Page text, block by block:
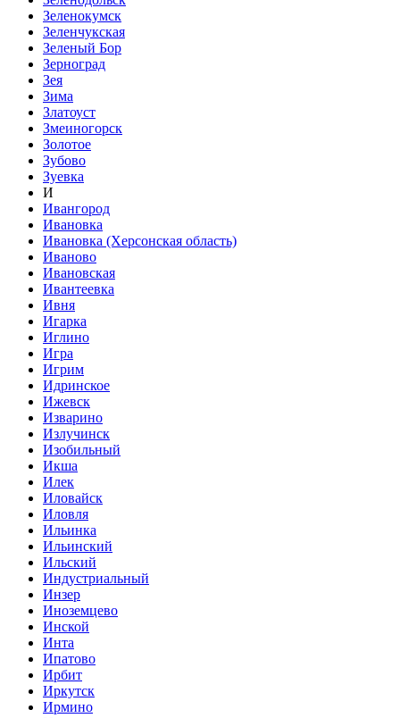
Зеленокумск
Зеленчукская
Зеленый Бор
Зерноград
Зея
Зима
Златоуст
Змеиногорск
Золотое
Зубово
Зуевка
И
Ивангород
Ивановка
Ивановка (Херсонская область)
Иваново
Ивановская
Ивантеевка
Ивня
Игарка
Иглино
Игра
Игрим
Идринское
Ижевск
Изварино
Излучинск
Изобильный
Икша
Илек
Иловайск
Иловля
Ильинка
Ильинский
Ильский
Индустриальный
Инзер
Иноземцево
Инской
Инта
Ипатово
Ирбит
Иркутск
Ирмино